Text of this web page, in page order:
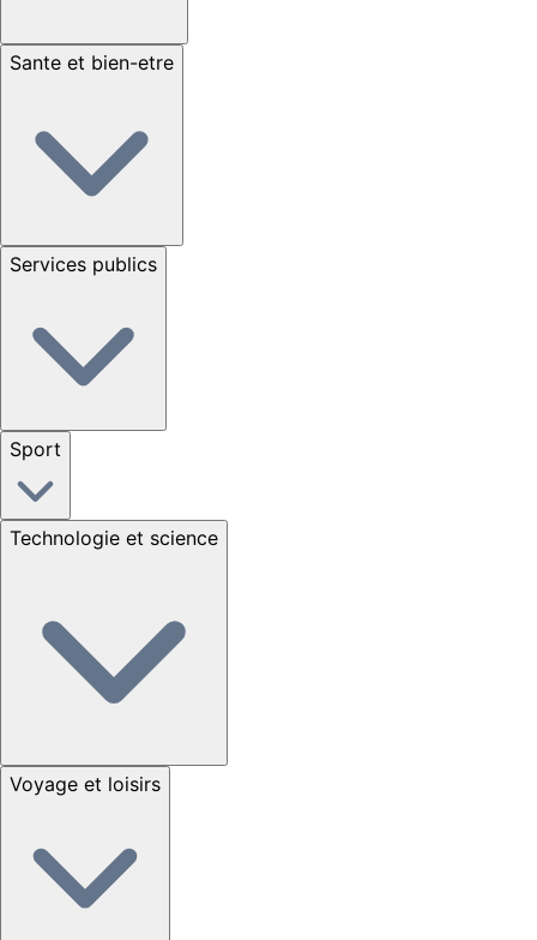
Sante et bien-etre
Services publics
Sport
Technologie et science
Voyage et loisirs